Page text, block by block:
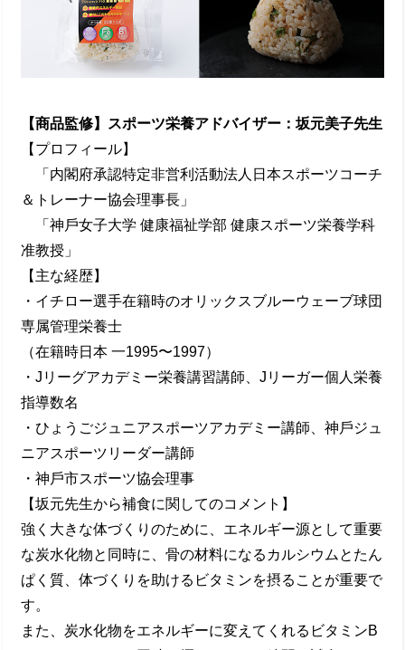
【商品監修】スポーツ栄養アドバイザー：坂元美⼦先⽣
【プロフィール】
「内閣府承認特定⾮営利活動法⼈⽇本スポーツコーチ
＆トレーナー協会理事⻑」
「神⼾⼥⼦⼤学 健康福祉学部 健康スポーツ栄養学科
准教授」
【主な経歴】
・イチロー選⼿在籍時のオリックスブルーウェーブ球団
専属管理栄養⼠
（在籍時⽇本 ⼀1995〜1997）
・Jリーグアカデミー栄養講習講師、Jリーガー個⼈栄養
指導数名
・ひょうごジュニアスポーツアカデミー講師、神⼾ジュ
ニアスポーツリーダー講師
・神⼾市スポーツ協会理事
【坂元先⽣から補⾷に関してのコメント】
強く⼤きな体づくりのために、エネルギー源として重要
な炭⽔化物と同時に、⾻の材料になるカルシウムとたん
ぱく質、体づくりを助けるビタミンを摂ることが重要で
す。
また、炭⽔化物をエネルギーに変えてくれるビタミンB